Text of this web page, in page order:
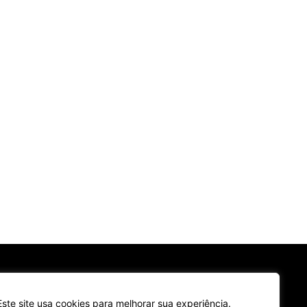
site usa cookies para melhorar sua experiência.